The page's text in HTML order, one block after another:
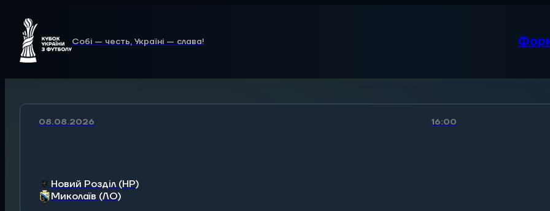
Собі — честь, Україні — слава!
08.08.2026 16:00
Новий Розділ (НР)
Миколаїв (ЛО)